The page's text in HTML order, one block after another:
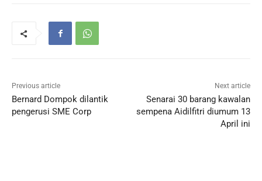
Previous article
Bernard Dompok dilantik
pengerusi SME Corp
Next article
Senarai 30 barang kawalan
sempena Aidilfitri diumum 13
April ini